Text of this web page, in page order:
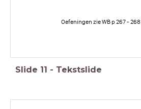
Oefeningen zie WB p 267 - 268
Slide 11 - Tekstslide